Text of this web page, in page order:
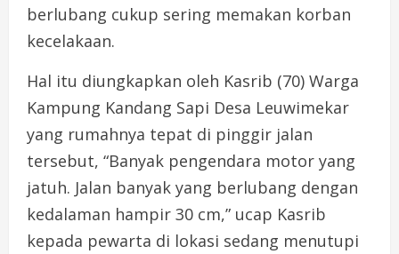
berlubang cukup sering memakan korban
kecelakaan.
Hal itu diungkapkan oleh Kasrib (70) Warga
Kampung Kandang Sapi Desa Leuwimekar
yang rumahnya tepat di pinggir jalan
tersebut, “Banyak pengendara motor yang
jatuh. Jalan banyak yang berlubang dengan
kedalaman hampir 30 cm,” ucap Kasrib
kepada pewarta di lokasi sedang menutupi